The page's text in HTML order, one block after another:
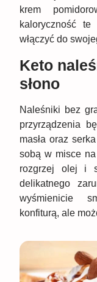
krem
kaloryczność
włączyć do
Keto
słono
Naleśniki bez
przyrządzenia
masła oraz
sobą w misce
rozgrzej olej i
delikatnego
wyśmienicie
konfiturą, ale